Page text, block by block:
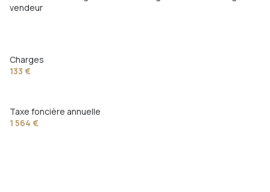
cave
vendeur
Charges
133 €
Taxe foncière annuelle
1 564 €